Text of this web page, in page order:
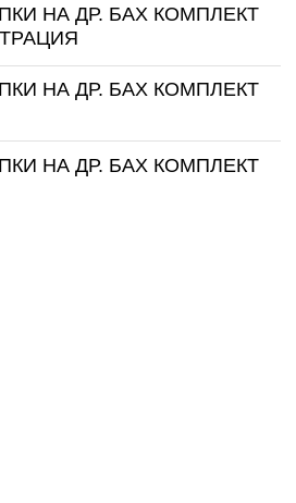
НА ДР. БАХ КОМПЛЕКТ
НА ДР. БАХ КОМПЛЕКТ
НА ДР. БАХ КОМПЛЕКТ